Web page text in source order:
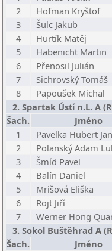
2
Hofman Kryštof
3
Šulc Jakub
4
Hurtík Matěj
5
Habenicht Martin
6
Přenosil Julián
7
Sichrovský Tomáš
8
Papoušek Michal
2. Spartak Ústí n.L. A
Šach.
Jméno
1
Pavelka Hubert Jan
2
Polanský Adam
3
Šmíd Pavel
4
Balín Daniel
5
Mrišová Eliška
6
Rojt Jiří
7
Werner Hong
3. Sokol Buštěhrad A
Šach.
Jméno